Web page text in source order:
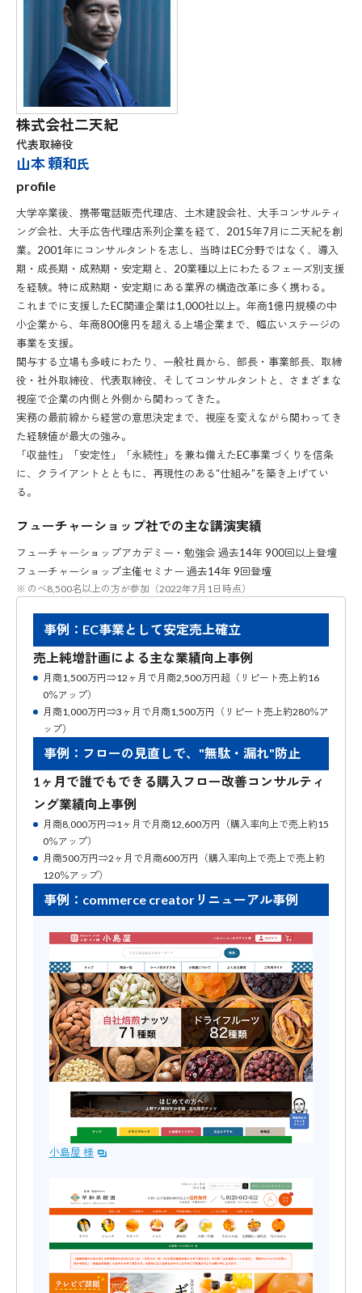
株式会社二天紀
代表取締役
山本 頼和氏
profile
大学卒業後、携帯電話販売代理店、土木建設会社、大手コンサルティ
ング会社、大手広告代理店系列企業を経て、2015年7月に二天紀を創
業。2001年にコンサルタントを志し、当時はEC分野ではなく、導入
期・成長期・成熟期・安定期と、20業種以上にわたるフェーズ別支援
を経験。特に成熟期・安定期にある業界の構造改革に多く携わる。
これまでに支援したEC関連企業は1,000社以上。年商1億円規模の中
小企業から、年商800億円を超える上場企業まで、幅広いステージの
事業を支援。
関与する立場も多岐にわたり、一般社員から、部長・事業部長、取締
役・社外取締役、代表取締役、そしてコンサルタントと、さまざまな
視座で企業の内側と外側から関わってきた。
実務の最前線から経営の意思決定まで、視座を変えながら関わってき
た経験値が最大の強み。
「収益性」「安定性」「永続性」を兼ね備えたEC事業づくりを信条
に、クライアントとともに、再現性のある“仕組み”を築き上げてい
る。
フューチャーショップ社での主な講演実績
フューチャーショップアカデミー・勉強会 過去14年 900回以上登壇
フューチャーショップ主催セミナー 過去14年 9回登壇
のべ8,500名以上の方が参加（2022年7月1日時点）
事例：EC事業として安定売上確立
売上純増計画による主な業績向上事例
月商1,500万円⇒12ヶ月で月商2,500万円超（リピート売上約16
0％アップ）
月商1,000万円⇒3ヶ月で月商1,500万円（リピート売上約280％ア
ップ）
事例：フローの見直しで、"無駄・漏れ"防止
1ヶ月で誰でもできる購入フロー改善コンサルティ
ング業績向上事例
月商8,000万円⇒1ヶ月で月商12,600万円（購入率向上で売上約15
0％アップ）
月商500万円⇒2ヶ月で月商600万円（購入率向上で売上で売上約
120％アップ）
事例：commerce creatorリニューアル事例
小島屋 様